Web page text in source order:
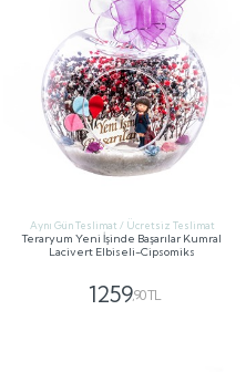
Aynı Gün Teslimat / Ücretsiz Teslimat
Teraryum Yeni İşinde Başarılar Kumral
Lacivert Elbiseli-Cipsomiks
1259,90 TL